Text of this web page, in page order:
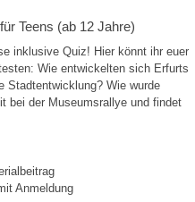
Teens (ab 12 Jahre)
inklusive Quiz! Hier könnt ihr euer
Wie entwickelten sich Erfurts
Stadtentwicklung? Wie wurde
bei der Museumsrallye und findet
Anmeldung